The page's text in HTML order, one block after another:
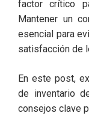
factor crítico
Mantener un
esencial para
satisfacción de
En este post,
de inventario
consejos clave